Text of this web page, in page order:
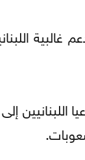
اللبنانيين